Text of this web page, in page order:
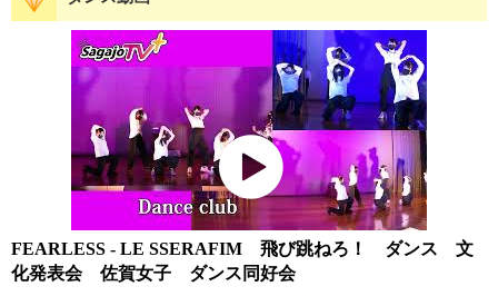
FEARLESS - LE SSERAFIM 飛び跳ねろ！ ダンス 文
化発表会 佐賀女子 ダンス同好会